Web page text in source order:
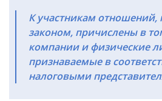
К участникам
законом, причислены в
компании и физические
признаваемые в
налоговыми